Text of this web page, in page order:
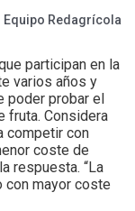
Equipo Redagrícola
participan en la
varios años y
poder probar el
fruta. Considera
competir con
coste de
respuesta. “La
con mayor coste